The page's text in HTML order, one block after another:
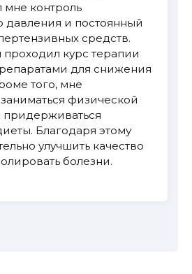
контроль
давления и постоянный
средств.
проходил курс терапии
для снижения
того, мне
физической
придерживаться
Благодаря этому
улучшить качество
болезни.